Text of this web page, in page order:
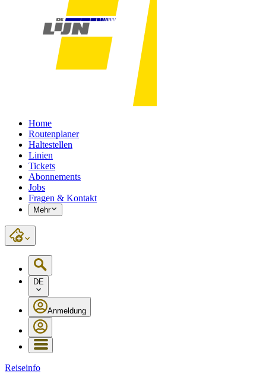
Home
Routenplaner
Haltestellen
Linien
Tickets
Abonnements
Jobs
Fragen & Kontakt
Mehr
DE
Anmeldung
Reiseinfo